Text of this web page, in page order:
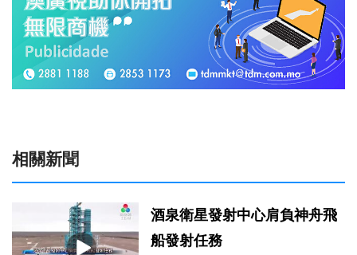
相關新聞
酒泉衛星發射中心肩負神舟飛
船發射任務